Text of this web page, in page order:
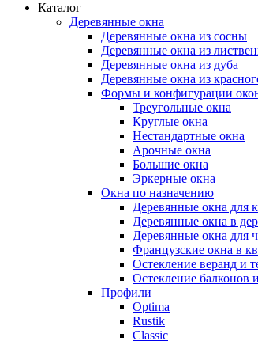
Каталог
Деревянные окна
Деревянные окна из сосны
Деревянные окна из
Деревянные окна из дуба
Деревянные окна из
Формы и конфигурации
Треугольные окна
Круглые окна
Нестандартные окна
Арочные окна
Большие окна
Эркерные окна
Окна по назначению
Деревянные окна для
Деревянные окна в
Деревянные окна для
Французские окна в
Остекление веранд и
Остекление балконов
Профили
Optima
Rustik
Classic